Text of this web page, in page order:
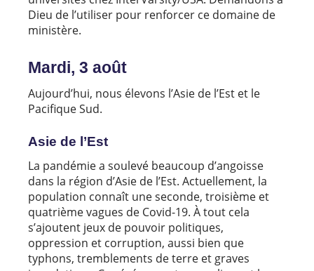
Dieu de l’utiliser pour renforcer ce domaine de
ministère.
Mardi, 3 août
Aujourd’hui, nous élevons l’Asie de l’Est et le
Pacifique Sud.
Asie de l’Est
La pandémie a soulevé beaucoup d’angoisse
dans la région d’Asie de l’Est. Actuellement, la
population connaît une seconde, troisième et
quatrième vagues de Covid-19. À tout cela
s’ajoutent jeux de pouvoir politiques,
oppression et corruption, aussi bien que
typhons, tremblements de terre et graves